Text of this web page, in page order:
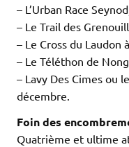
– L’Urban Race
– Le Trail des
– Le Cross du Laudon
– Le Téléthon de
– Lavy Des Cimes ou
décembre.
Foin des
Quatrième et ultime